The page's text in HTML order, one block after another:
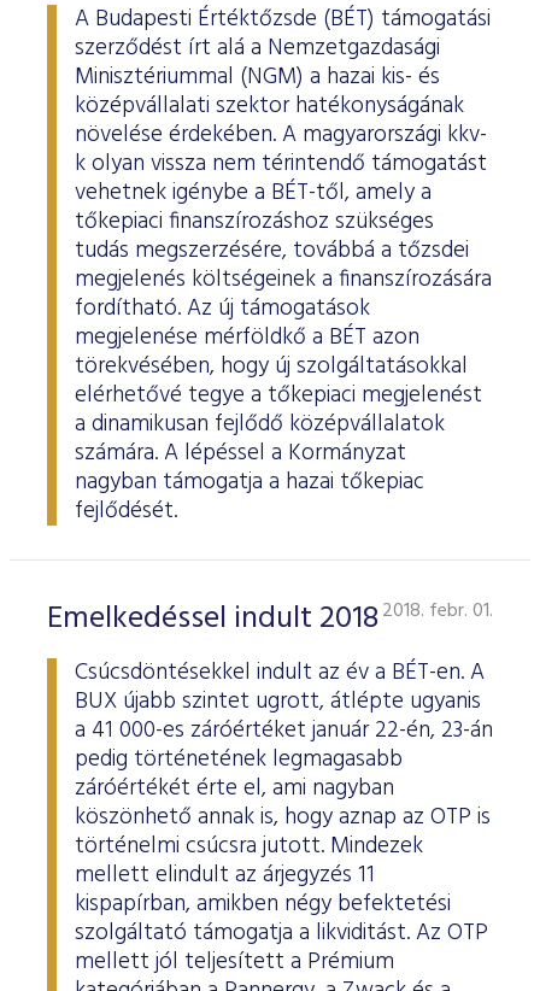
A Budapesti Értéktőzsde (BÉT) támogatási
szerződést írt alá a Nemzetgazdasági
Minisztériummal (NGM) a hazai kis- és
középvállalati szektor hatékonyságának
növelése érdekében. A magyarországi kkv-
k olyan vissza nem térintendő támogatást
vehetnek igénybe a BÉT-től, amely a
tőkepiaci finanszírozáshoz szükséges
tudás megszerzésére, továbbá a tőzsdei
megjelenés költségeinek a finanszírozására
fordítható. Az új támogatások
megjelenése mérföldkő a BÉT azon
törekvésében, hogy új szolgáltatásokkal
elérhetővé tegye a tőkepiaci megjelenést
a dinamikusan fejlődő középvállalatok
számára. A lépéssel a Kormányzat
nagyban támogatja a hazai tőkepiac
fejlődését.
Emelkedéssel indult 20182018. febr. 01.
Csúcsdöntésekkel indult az év a BÉT-en. A
BUX újabb szintet ugrott, átlépte ugyanis
a 41 000-es záróértéket január 22-én, 23-án
pedig történetének legmagasabb
záróértékét érte el, ami nagyban
köszönhető annak is, hogy aznap az OTP is
történelmi csúcsra jutott. Mindezek
mellett elindult az árjegyzés 11
kispapírban, amikben négy befektetési
szolgáltató támogatja a likviditást. Az OTP
mellett jól teljesített a Prémium